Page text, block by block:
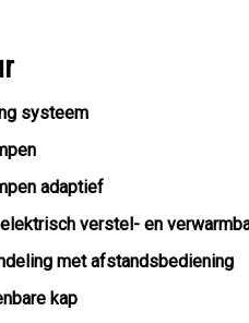
systeem
adaptief
verstel- en
met afstandsbediening
kap